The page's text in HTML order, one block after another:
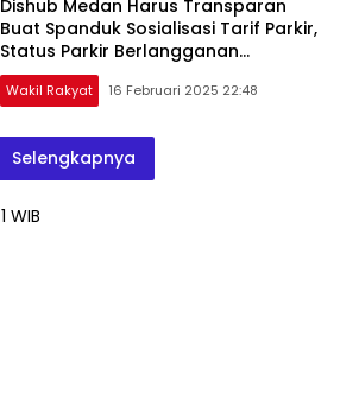
Dishub Medan Harus Transparan
Buat Spanduk Sosialisasi Tarif Parkir,
Status Parkir Berlangganan
Bagaimana?
Wakil Rakyat 16 Februari 2025 22:48
Selengkapnya
WIB